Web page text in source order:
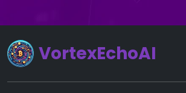
VortexEchoAI